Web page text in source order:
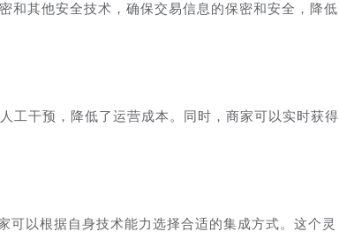
和其他安全技术，确保交易信息的保密和安全，降低
工干预，降低了运营成本。同时，商家可以实时获得
以根据自身技术能力选择合适的集成方式。这个灵